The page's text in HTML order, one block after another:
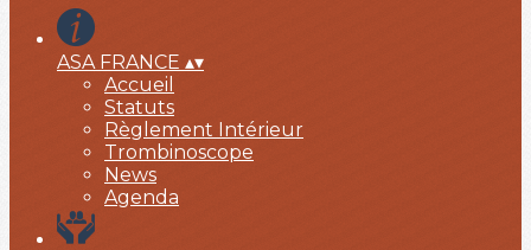
ASA FRANCE ▴▾
Accueil
Statuts
Règlement Intérieur
Trombinoscope
News
Agenda